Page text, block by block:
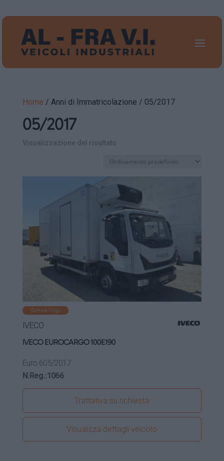
Home / Anni di Immatricolazione / 05/2017
05/2017
Visualizzazione del risultato
Camion Frigo
IVECO
IVECO EUROCARGO 100E190
Euro 605/2017
N.Reg.:1066
Trattativa su richiesta
Visualizza dettagli veicolo